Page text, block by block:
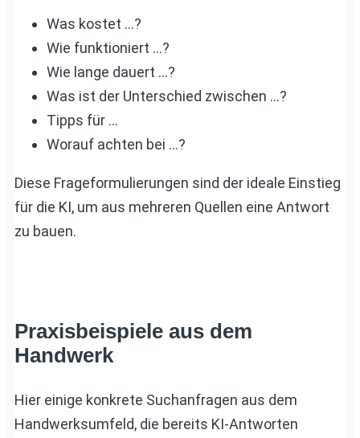
Was kostet …?
Wie funktioniert …?
Wie lange dauert …?
Was ist der Unterschied zwischen …?
Tipps für …
Worauf achten bei …?
Diese Frageformulierungen sind der ideale Einstieg
für die KI, um aus mehreren Quellen eine Antwort
zu bauen.
Praxisbeispiele aus dem
Handwerk
Hier einige konkrete Suchanfragen aus dem
Handwerksumfeld, die bereits KI-Antworten